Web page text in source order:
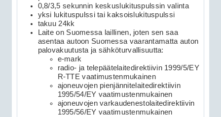
0,8/3,5 sekunnin keskuslukituspulssin valinta
yksi lukituspulssi tai kaksoislukituspulssi
takuu 24kk
Laite on Suomessa laillinen, joten sen saa
asentaa autoon Suomessa vaarantamatta auton
palovakuutusta ja sähköturvallisuutta:
e-mark
radio- ja telepäätelaitedirektiivin 1999/5/EY
R-TTE vaatimustenmukainen
ajoneuvojen pienjännitelaitedirektiivin
1995/54/EY vaatimustenmukainen
ajoneuvojen varkaudenestolaitedirektiivin
1995/56/EY vaatimustenmukainen